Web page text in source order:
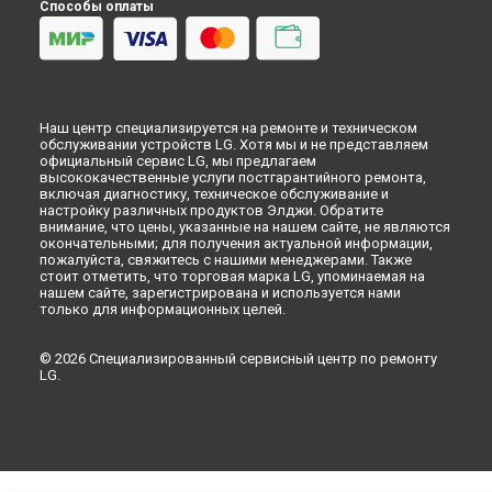
Способы оплаты
Наш центр специализируется на ремонте и техническом
обслуживании устройств LG. Хотя мы и не представляем
официальный сервис LG, мы предлагаем
высококачественные услуги постгарантийного ремонта,
включая диагностику, техническое обслуживание и
настройку различных продуктов Элджи. Обратите
внимание, что цены, указанные на нашем сайте, не являются
окончательными; для получения актуальной информации,
пожалуйста, свяжитесь с нашими менеджерами. Также
стоит отметить, что торговая марка LG, упоминаемая на
нашем сайте, зарегистрирована и используется нами
только для информационных целей.
© 2026 Специализированный сервисный центр по ремонту
LG.